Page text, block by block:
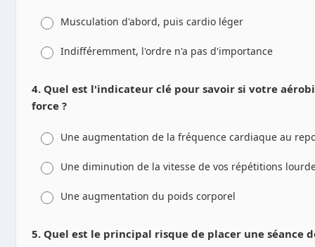
Musculation d'abord, puis cardio léger
Indifféremment, l'ordre n'a pas d'importance
4. Quel est l'indicateur clé pour savoir si votre
force ?
Une augmentation de la fréquence cardiaque au
Une diminution de la vitesse de vos répétitions
Une augmentation du poids corporel
5. Quel est le principal risque de placer une séance